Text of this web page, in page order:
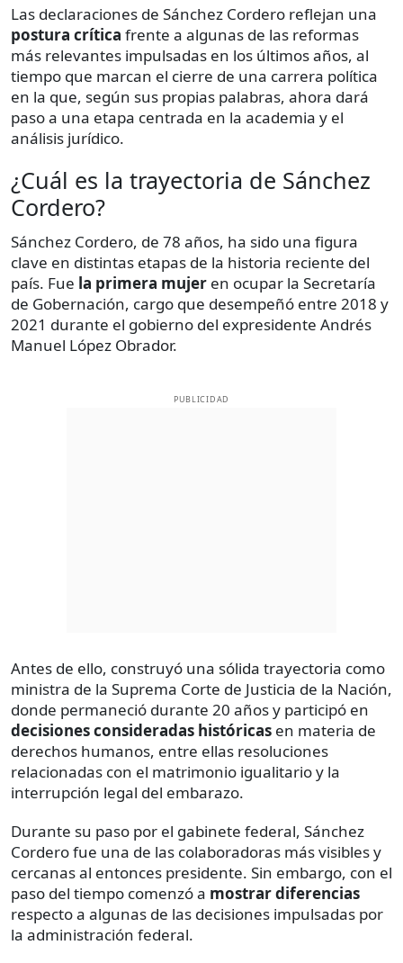
Las declaraciones de Sánchez Cordero reflejan una
postura crítica frente a algunas de las reformas
más relevantes impulsadas en los últimos años, al
tiempo que marcan el cierre de una carrera política
en la que, según sus propias palabras, ahora dará
paso a una etapa centrada en la academia y el
análisis jurídico.
¿Cuál es la trayectoria de Sánchez
Cordero?
Sánchez Cordero, de 78 años, ha sido una figura
clave en distintas etapas de la historia reciente del
país. Fue la primera mujer en ocupar la Secretaría
de Gobernación, cargo que desempeñó entre 2018 y
2021 durante el gobierno del expresidente Andrés
Manuel López Obrador.
PUBLICIDAD
Antes de ello, construyó una sólida trayectoria como
ministra de la Suprema Corte de Justicia de la Nación,
donde permaneció durante 20 años y participó en
decisiones consideradas históricas en materia de
derechos humanos, entre ellas resoluciones
relacionadas con el matrimonio igualitario y la
interrupción legal del embarazo.
Durante su paso por el gabinete federal, Sánchez
Cordero fue una de las colaboradoras más visibles y
cercanas al entonces presidente. Sin embargo, con el
paso del tiempo comenzó a mostrar diferencias
respecto a algunas de las decisiones impulsadas por
la administración federal.